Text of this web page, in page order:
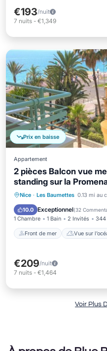
€193/nuit
7 nuits - €1,349
Prix en baisse
Appartement
2 pièces Balcon vue
standing sur la
Nice · Les Baumettes 0.13 mi au
10.0 Exceptionnel(32
1 Chambre 1 Bain 2 Invités 344
Front de mer Vue sur
Front de mer
Balcon/Terrasse
€209/nuit
7 nuits - €1,464
Voir Plus